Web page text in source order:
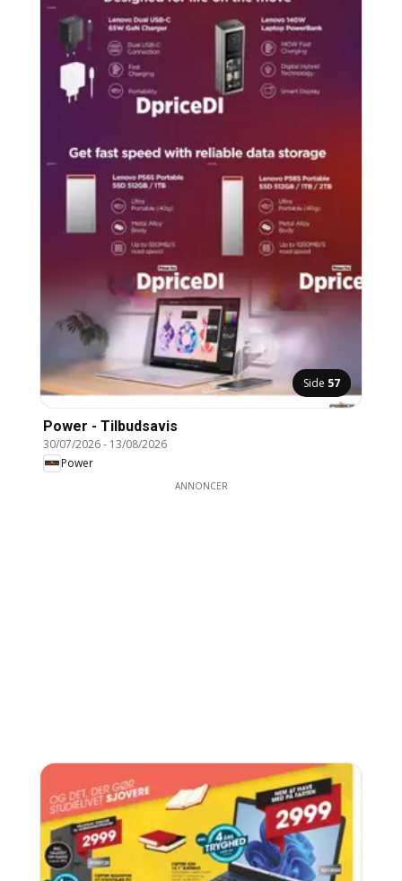
Side 57
Power - Tilbudsavis
30/07/2026- 13/08/2026
Power
ANNONCER